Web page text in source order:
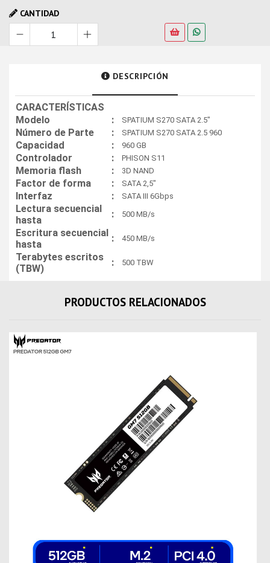
CANTIDAD
DESCRIPCIÓN
CARACTERÍSTICAS
Modelo
: SPATIUM S270 SATA 2.5"
Número de Parte : SPATIUM S270 SATA 2.5 960
Capacidad : 960 GB
Controlador : PHISON S11
Memoria flash : 3D NAND
Factor de forma : SATA 2,5"
Interfaz : SATA III 6Gbps
Lectura secuencial
hasta
: 500 MB/s
Escritura secuencial
hasta
: 450 MB/s
Terabytes escritos
(TBW)
: 500 TBW
PRODUCTOS RELACIONADOS